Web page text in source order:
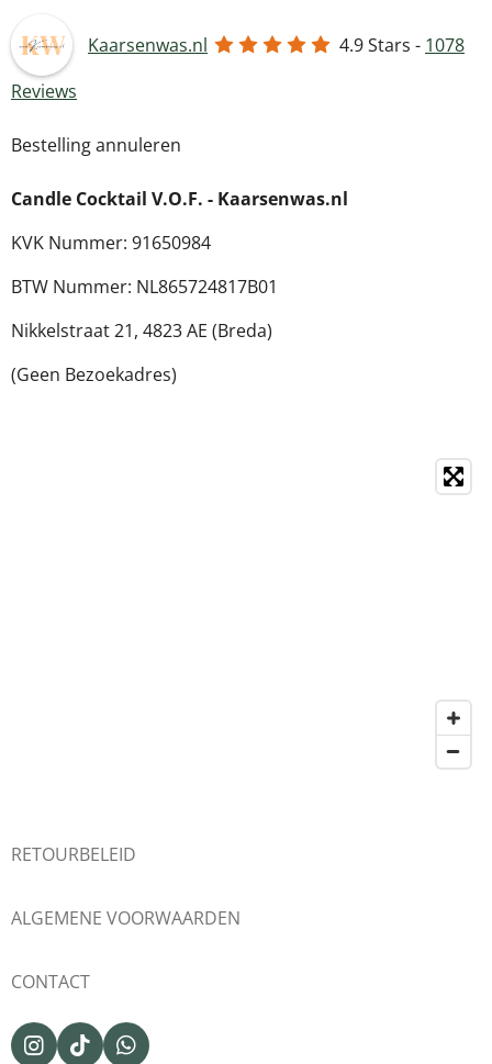
Kaarsenwas.nl 4.9Stars - 1078
Reviews
Bestelling annuleren
Candle Cocktail V.O.F. - Kaarsenwas.nl
KVK Nummer: 91650984
BTW Nummer: NL865724817B01
Nikkelstraat 21, 4823 AE (Breda)
(Geen Bezoekadres)
RETOURBELEID
ALGEMENE VOORWAARDEN
CONTACT
I
T
W